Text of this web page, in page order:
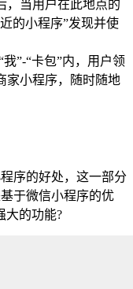
，当用户在此地点的
的小程序”发现并使
”-“卡包”内，用户领
家小程序，随时随地
序的好处，这一部分
于微信小程序的优
大的功能?